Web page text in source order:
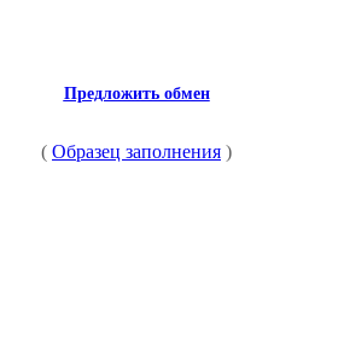
Предложить обмен
( Образец заполнения )